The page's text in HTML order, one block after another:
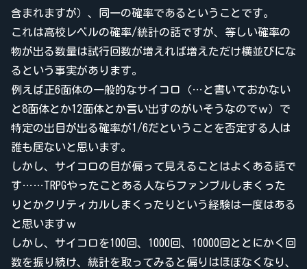
含まれますが）、同一の確率であるということです。
これは高校レベルの確率/統計の話ですが、等しい確率の
物が出る数量は試行回数が増えれば増えただけ横並びにな
るという事実があります。
例えば正6面体の一般的なサイコロ（…と書いておかない
と8面体とか12面体とか言い出すのがいそうなのでｗ）で
特定の出目が出る確率が1/6だということを否定する人は
誰も居ないと思います。
しかし、サイコロの目が偏って見えることはよくある話で
す……TRPGやったことある人ならファンブルしまくった
りとかクリティカルしまくったりという経験は一度はある
と思いますｗ
しかし、サイコロを100回、1000回、10000回ととにかく回
数を振り続け、統計を取ってみると偏りはほぼなくなり、